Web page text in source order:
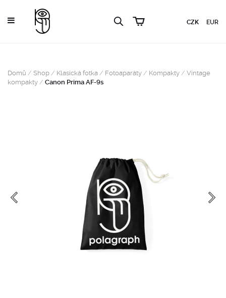
CZK EUR
Domů / Shop / Klasická fotka / Fotoaparáty / Kompakty / Vintage
kompakty / Canon Prima AF-9s